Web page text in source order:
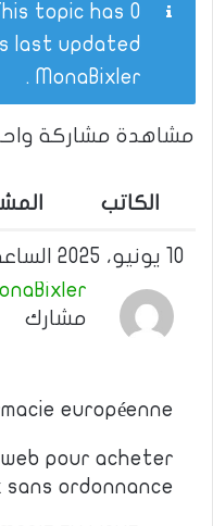
last updated
MonaBixler
.
مشاهدة مشاركة
الكاتب
10 يونيو، 2025 الساعة 12:54 م
مشارك
européenne
pour acheter
sans ordonnance